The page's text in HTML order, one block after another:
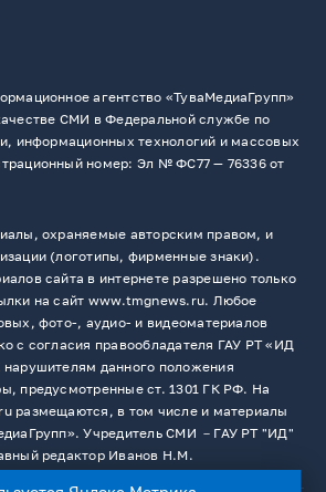
агентство «ТуваМедиаГрупп»
СМИ в Федеральной службе по
информационных технологий и массовых
номер: Эл № ФС77 — 76336 от
охраняемые авторским правом, и
(логотипы, фирменные знаки).
сайта в интернете разрешено только
на сайт www.tmgnews.ru. Любое
фото-, аудио- и видеоматериалов
с согласия правообладателя ГАУ РТ «ИД
данного положения
предусмотренные ст. 1301 ГК РФ. На
размещаются, в том числе и материалы
Учредитель СМИ －ГАУ РТ "ИД"
редактор Иванов Н.М.